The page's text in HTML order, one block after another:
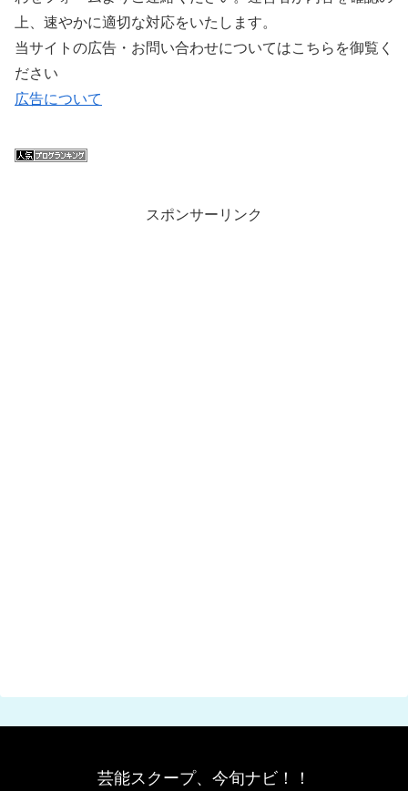
上、速やかに適切な対応をいたします。
当サイトの広告・お問い合わせについてはこちらを御覧く
ださい
広告について
スポンサーリンク
芸能スクープ、今旬ナビ！！